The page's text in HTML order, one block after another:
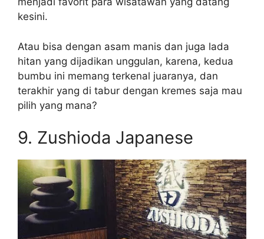
kesini.
Atau bisa dengan asam manis dan juga lada
hitan yang dijadikan unggulan, karena, kedua
bumbu ini memang terkenal juaranya, dan
terakhir yang di tabur dengan kremes saja mau
pilih yang mana?
9. Zushioda Japanese